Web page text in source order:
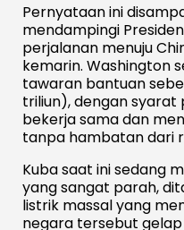
Pernyataan ini
mendampingi
perjalanan menuju
kemarin. Washington
tawaran bantuan
triliun), dengan
bekerja sama dan
tanpa hambatan dari
Kuba saat ini sedang
yang sangat parah,
listrik massal yang
negara tersebut gelap